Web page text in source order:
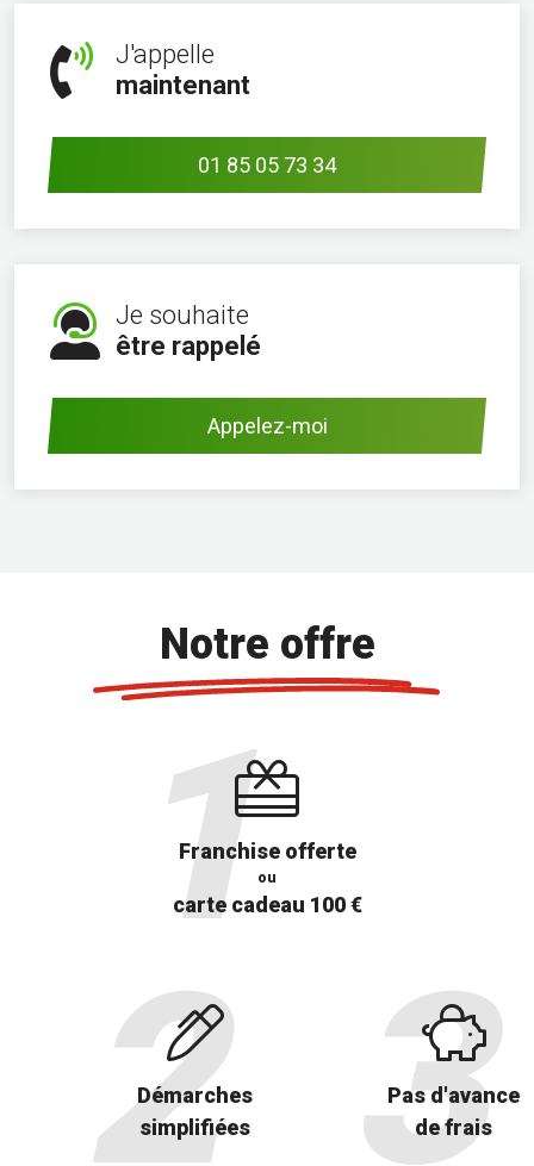
J'appelle
maintenant
01 85 05 73 34
Je souhaite
être rappelé
Appelez-moi
Notre offre
Franchise offerte
ou
carte cadeau 100 €
Démarches
simplifiées
Pas d'avance
de frais